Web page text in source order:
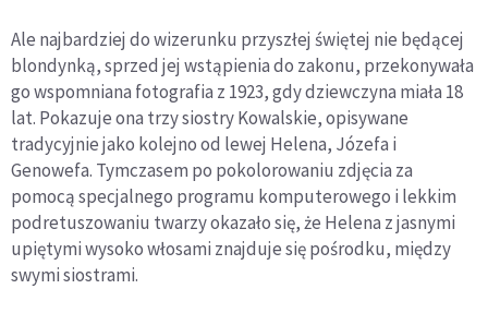
Ale najbardziej do wizerunku przyszłej świętej nie będącej
blondynką, sprzed jej wstąpienia do zakonu, przekonywała
go wspomniana fotografia z 1923, gdy dziewczyna miała 18
lat. Pokazuje ona trzy siostry Kowalskie, opisywane
tradycyjnie jako kolejno od lewej Helena, Józefa i
Genowefa. Tymczasem po pokolorowaniu zdjęcia za
pomocą specjalnego programu komputerowego i lekkim
podretuszowaniu twarzy okazało się, że Helena z jasnymi
upiętymi wysoko włosami znajduje się pośrodku, między
swymi siostrami.